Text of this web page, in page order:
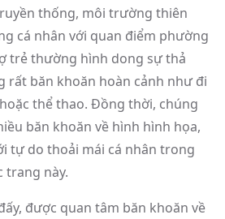
thống, môi trường thiên
cá nhân với quan điểm phường
trẻ thường hình dong sự thả
rất băn khoăn hoàn cảnh như đi
thể thao. Đồng thời, chúng
băn khoăn về hình hình họa,
tự do thoải mái cá nhân trong
trang này.
được quan tâm băn khoăn về